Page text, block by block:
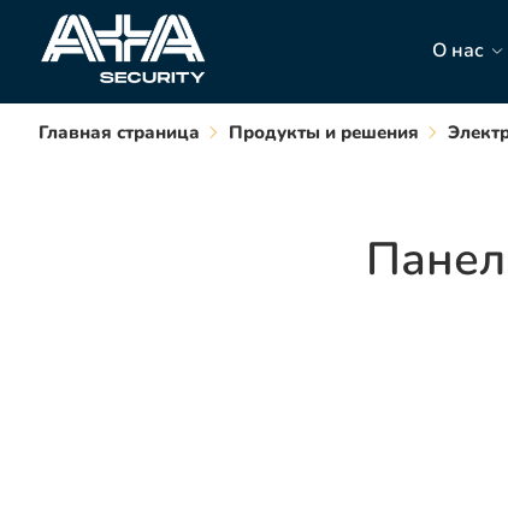
О нас
Главная страница Продукты и решения